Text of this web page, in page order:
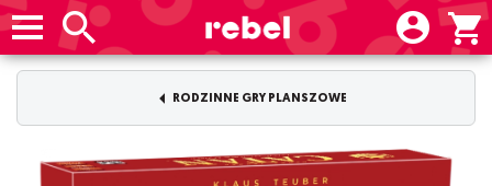
RODZINNE GRY PLANSZOWE